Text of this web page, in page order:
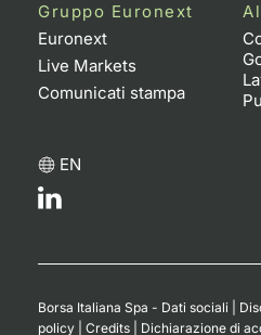
Gruppo Euronext
Euronext
Live Markets
Comunicati stampa
EN
Borsa Italiana Spa - Dati sociali
policy
Credits Dichiarazione di